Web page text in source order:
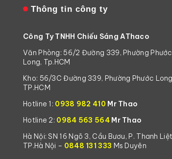
Thông tin công ty
Công Ty TNHH Chiếu Sáng AThaco
Văn Phòng: 56/2 Đường 339, Phường Phước
Long, Tp.HCM
Kho: 56/3C Đường 339, Phường Phước
TP.HCM
Hotline 1: 0938 982 410 Mr Thao
Hotline 2: 0984 563 564Mr Thao
Hà Nội: SN 16 Ngõ 3, Cầu Bươu, P. Thanh
TP.Hà Nội – 0848 131 333 Ms Duyên